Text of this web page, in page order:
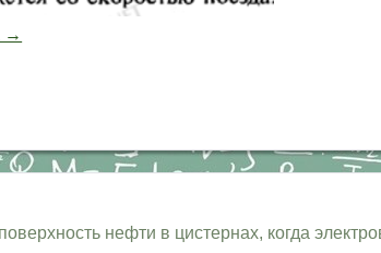
→
нефти в цистернах, когда